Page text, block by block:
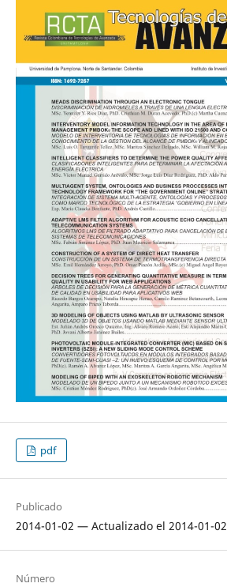
pdf
Publicado
2014-01-02 — Actualizado el 2014-01-02
Número